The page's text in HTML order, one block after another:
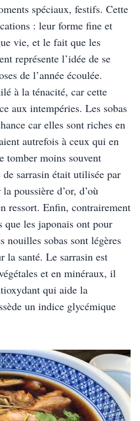
spéciaux, festifs. Cette
: leur forme fine et
vie, et le fait que les
représente l’idée de se
de l’année écoulée.
à la ténacité, car cette
aux intempéries. Les sobas
car elles sont riches en
autrefois à ceux qui en
tomber moins souvent
sarrasin était utilisée par
poussière d’or, d’où
ressort. Enfin, contrairement
que les japonais ont pour
nouilles sobas sont légères
la santé. Le sarrasin est
et en minéraux, il
qui aide la
un indice glycémique